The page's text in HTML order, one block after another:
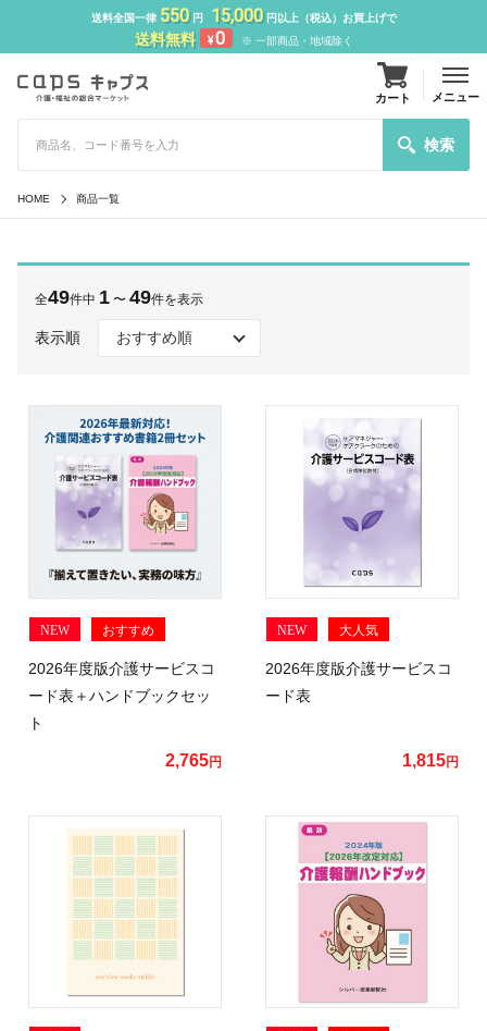
送料全国一律 550円 15,000円以上（税込）お買上げで
送料無料 ¥0 ※ 一部商品・地域除く
検索
カート メニュー
HOME 商品一覧
全49件中 1 〜 49件を表示
表示順
NEW おすすめ
2026年度版介護サービスコ
ード表＋ハンドブックセッ
ト
2,765円
NEW 大人気
2026年度版介護サービスコ
ード表
1,815円